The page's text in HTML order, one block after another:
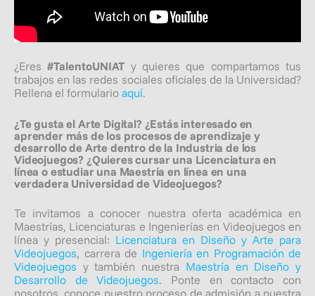
¿Eres#TalentoUNIAT y quieres que compartamos tus
trabajos en las redes sociales oficiales de la Universidad?
Rellena el formulario aquí.
¿Te gusta el Arte Digital? ¿Estás interesado en
aprender más de los procesos de aprendizaje y
desarrollo de Arte dentro de la Industria de los
Videojuegos? ¿Quieres cursar una Licenciatura en
línea o estudiar una Maestría en línea en una
verdadera Universidad de Videojuegos?
Te invitamos a conocer nuestra oferta académica en
Maestrías, Licenciaturas e Ingenierías en Videojuegos en
línea y presencial: Licenciatura en Diseño y Arte para
Videojuegos, carrera de Ingeniería en Programación de
Videojuegos y también nuestra Maestría en Diseño y
Desarrollo de Videojuegos. Ponte en contacto con